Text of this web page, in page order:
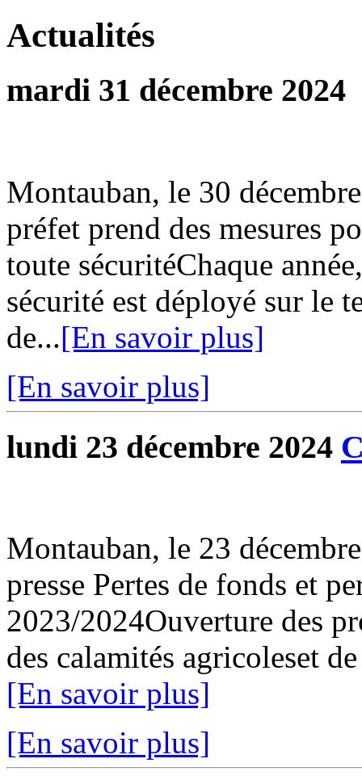
Actualités
mardi 31 décembre 2024
Montauban, le 30
préfet prend des mesures
toute sécuritéChaque
sécurité est déployé sur le
de...[En savoir plus]
[En savoir plus]
lundi 23 décembre 2024
Montauban, le 23
presse Pertes de fonds et
2023/2024Ouverture des
des calamités agricoleset
[En savoir plus]
[En savoir plus]